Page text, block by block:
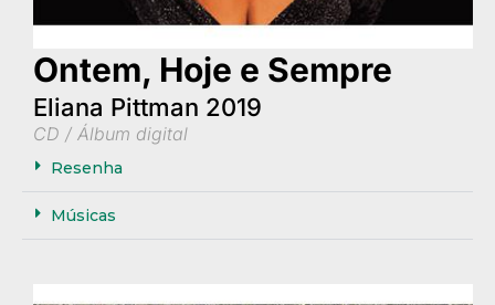
Ontem, Hoje e Sempre
Eliana Pittman 2019
CD / Álbum digital
Resenha
Músicas